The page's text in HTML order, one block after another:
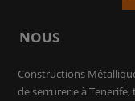
NOUS
Constructions
de serrurerie à